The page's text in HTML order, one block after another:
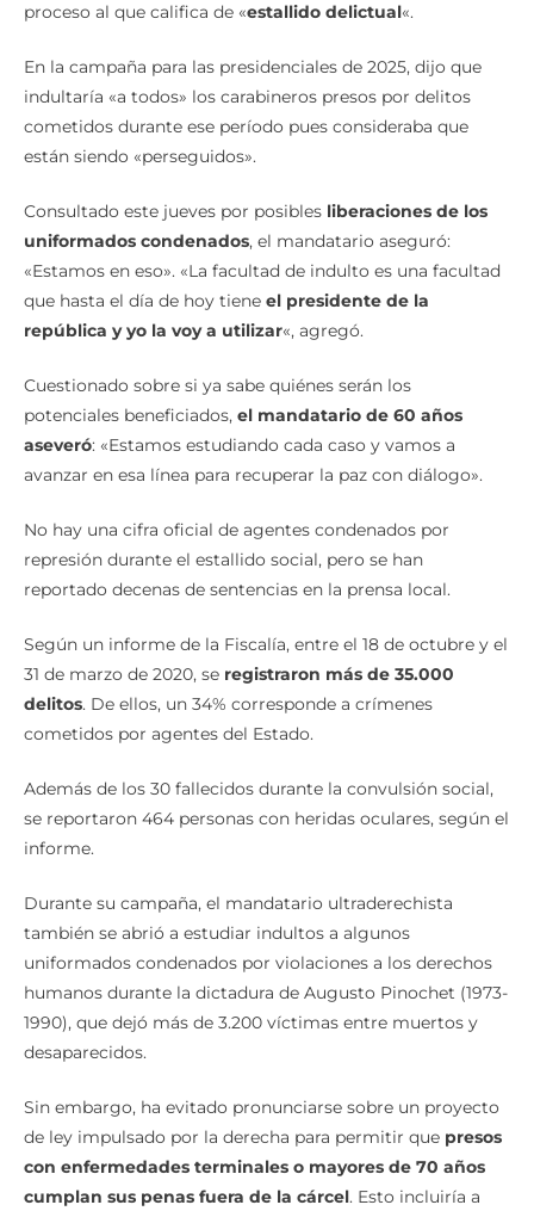
proceso al que califica de «estallido delictual«.
En la campaña para las presidenciales de 2025, dijo que
indultaría «a todos» los carabineros presos por delitos
cometidos durante ese período pues consideraba que
están siendo «perseguidos».
Consultado este jueves por posibles liberaciones de los
uniformados condenados, el mandatario aseguró:
«Estamos en eso». «La facultad de indulto es una facultad
que hasta el día de hoy tiene el presidente de la
república y yo la voy a utilizar«, agregó.
Cuestionado sobre si ya sabe quiénes serán los
potenciales beneficiados, el mandatario de 60 años
aseveró: «Estamos estudiando cada caso y vamos a
avanzar en esa línea para recuperar la paz con diálogo».
No hay una cifra oficial de agentes condenados por
represión durante el estallido social, pero se han
reportado decenas de sentencias en la prensa local.
Según un informe de la Fiscalía, entre el 18 de octubre y el
31 de marzo de 2020, se registraron más de 35.000
delitos. De ellos, un 34% corresponde a crímenes
cometidos por agentes del Estado.
Además de los 30 fallecidos durante la convulsión social,
se reportaron 464 personas con heridas oculares, según el
informe.
Durante su campaña, el mandatario ultraderechista
también se abrió a estudiar indultos a algunos
uniformados condenados por violaciones a los derechos
humanos durante la dictadura de Augusto Pinochet (1973-
1990), que dejó más de 3.200 víctimas entre muertos y
desaparecidos.
Sin embargo, ha evitado pronunciarse sobre un proyecto
de ley impulsado por la derecha para permitir que presos
con enfermedades terminales o mayores de 70 años
cumplan sus penas fuera de la cárcel. Esto incluiría a